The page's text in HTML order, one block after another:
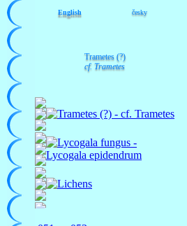
English česky
Trametes (?)
cf. Trametes